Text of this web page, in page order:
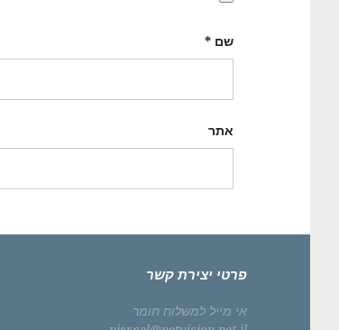
שם *
אתר
פרטי יצירת קשר
אי מייל למשלוח חומר